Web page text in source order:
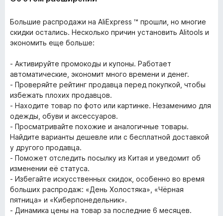
Большие распродажи на AliExpress ™ прошли, но многие
скидки остались. Несколько причин установить Alitools и
экономить еще больше:
- Активируйте промокоды и купоны. Работает
автоматические, экономит много времени и денег.
- Проверяйте рейтинг продавца перед покупкой, чтобы
избежать плохих продавцов.
- Находите товар по фото или картинке. Незаменимо для
одежды, обуви и аксессуаров.
- Просматривайте похожие и аналогичные товары.
Найдите варианты дешевле или с бесплатной доставкой
у другого продавца.
- Поможет отследить посылку из Китая и уведомит об
изменении её статуса.
- Избегайте искусственных скидок, особенно во время
больших распродаж: «День Холостяка», «Чёрная
пятница» и «Киберпонедельник».
- Динамика цены на товар за последние 6 месяцев.